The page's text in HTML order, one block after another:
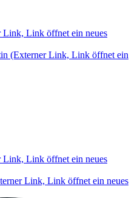
Link, Link öffnet ein neues
(Externer Link, Link öffnet ein
Link, Link öffnet ein neues
Link, Link öffnet ein neues